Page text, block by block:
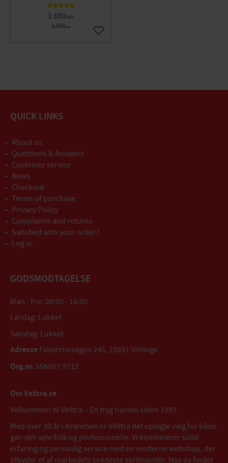
1.691DKK
1.900DKK
Gem som favorit
QUICK LINKS
About us
Questions & Answers
Customer service
News
Checkout
Terms of purchase
Privacy Policy
Complaints and returns
Satisfied with your order?
Log in
GODSMODTAGELSE
Man - Fre: 08:00 - 16:00
Lørdag: Lukket
Søndag: Lukket
Adresse Falsterbovägen 245, 23591 Vellinge
Org.nr. 556597-9712
Om Velltra.se
Velkommen til Velltra – En tryg handel siden 1993
Med over 30 år i branchen er Velltra det oplagte valg for både
gør-det-selv-folk og professionelle. Vi kombinerer solid
erfaring og personlig service med en moderne webshop, der
tilbyder et af markedets bredeste sortimenter. Hos os finder